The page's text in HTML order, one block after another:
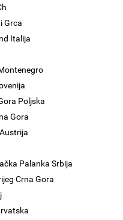
Grca
Italija
Poljska
Gora
Palanka Srbija
Crna Gora